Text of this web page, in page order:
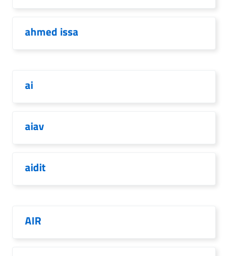
ahmed issa
ai
aiav
aidit
AIR